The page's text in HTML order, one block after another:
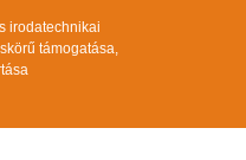
irodatechnikai
támogatása,